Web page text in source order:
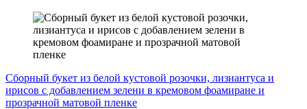
Сборный букет из белой кустовой розочки, лизиантуса и
ирисов с добавлением зелени в кремовом фоамиране и
прозрачной матовой пленке